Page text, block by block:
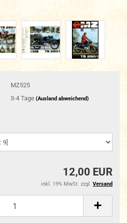
MZ525
3-4 Tage (Ausland abweichend)
12,00 EUR
inkl. 19% MwSt. zzgl. Versand